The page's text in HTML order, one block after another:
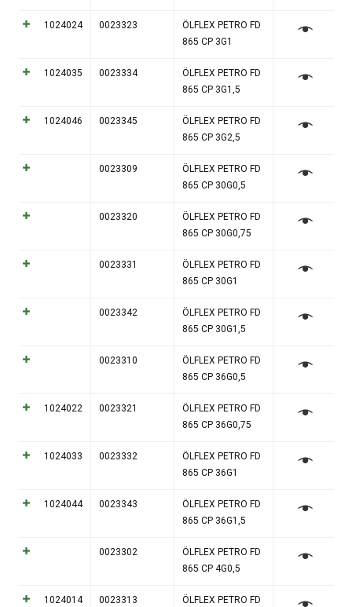
1024024 0023323
ÖLFLEX PETRO FD
865 CP 3G1
1024035 0023334
ÖLFLEX PETRO FD
865 CP 3G1,5
1024046 0023345
ÖLFLEX PETRO FD
865 CP 3G2,5
0023309
ÖLFLEX PETRO FD
865 CP 30G0,5
0023320
ÖLFLEX PETRO FD
865 CP 30G0,75
0023331
ÖLFLEX PETRO FD
865 CP 30G1
0023342
ÖLFLEX PETRO FD
865 CP 30G1,5
0023310
ÖLFLEX PETRO FD
865 CP 36G0,5
1024022 0023321
ÖLFLEX PETRO FD
865 CP 36G0,75
1024033 0023332
ÖLFLEX PETRO FD
865 CP 36G1
1024044 0023343
ÖLFLEX PETRO FD
865 CP 36G1,5
0023302
ÖLFLEX PETRO FD
865 CP 4G0,5
1024014 0023313
ÖLFLEX PETRO FD